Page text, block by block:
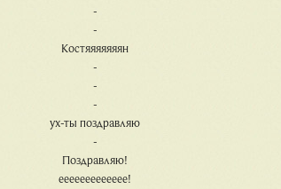
-
-
Костяяяяяяян
-
-
-
ух-ты поздравляю
-
Поздравляю!
еееееееееееее!